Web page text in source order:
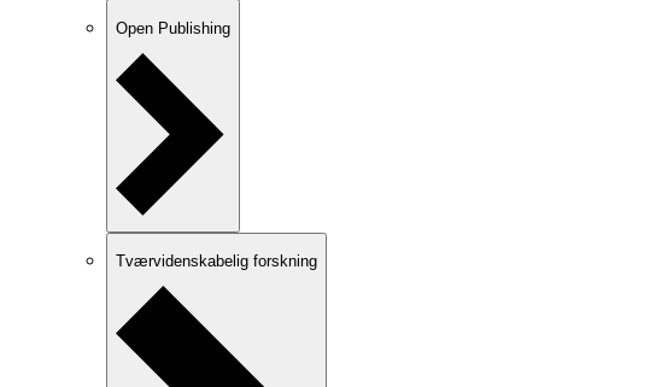
Open Publishing
Tværvidenskabelig forskning